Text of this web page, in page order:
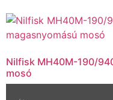
Nilfisk MH40M-190/
mosó